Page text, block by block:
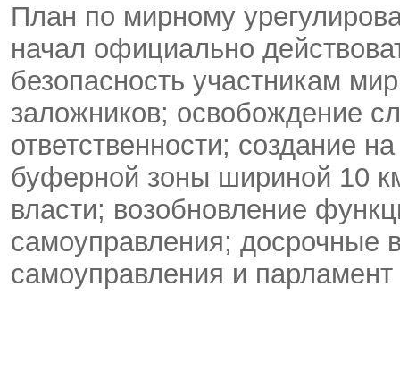
План по мирному
начал официально
безопасность участникам
заложников; освобождение
ответственности; создание
буферной зоны шириной 10
власти; возобновление
самоуправления; досрочные
самоуправления и